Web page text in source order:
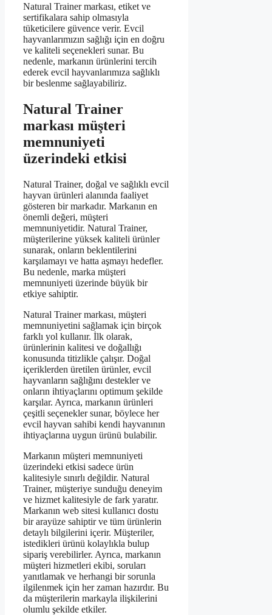
Natural Trainer markası, etiket ve
sertifikalara sahip olmasıyla
tüketicilere güvence verir. Evcil
hayvanlarımızın sağlığı için en doğru
ve kaliteli seçenekleri sunar. Bu
nedenle, markanın ürünlerini tercih
ederek evcil hayvanlarımıza sağlıklı
bir beslenme sağlayabiliriz.
Natural Trainer
markası müşteri
memnuniyeti
üzerindeki etkisi
Natural Trainer, doğal ve sağlıklı evcil
hayvan ürünleri alanında faaliyet
gösteren bir markadır. Markanın en
önemli değeri, müşteri
memnuniyetidir. Natural Trainer,
müşterilerine yüksek kaliteli ürünler
sunarak, onların beklentilerini
karşılamayı ve hatta aşmayı hedefler.
Bu nedenle, marka müşteri
memnuniyeti üzerinde büyük bir
etkiye sahiptir.
Natural Trainer markası, müşteri
memnuniyetini sağlamak için birçok
farklı yol kullanır. İlk olarak,
ürünlerinin kalitesi ve doğallığı
konusunda titizlikle çalışır. Doğal
içeriklerden üretilen ürünler, evcil
hayvanların sağlığını destekler ve
onların ihtiyaçlarını optimum şekilde
karşılar. Ayrıca, markanın ürünleri
çeşitli seçenekler sunar, böylece her
evcil hayvan sahibi kendi hayvanının
ihtiyaçlarına uygun ürünü bulabilir.
Markanın müşteri memnuniyeti
üzerindeki etkisi sadece ürün
kalitesiyle sınırlı değildir. Natural
Trainer, müşteriye sunduğu deneyim
ve hizmet kalitesiyle de fark yaratır.
Markanın web sitesi kullanıcı dostu
bir arayüze sahiptir ve tüm ürünlerin
detaylı bilgilerini içerir. Müşteriler,
istedikleri ürünü kolaylıkla bulup
sipariş verebilirler. Ayrıca, markanın
müşteri hizmetleri ekibi, soruları
yanıtlamak ve herhangi bir sorunla
ilgilenmek için her zaman hazırdır. Bu
da müşterilerin markayla ilişkilerini
olumlu şekilde etkiler.